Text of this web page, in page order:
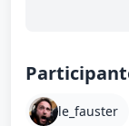
le_fauster